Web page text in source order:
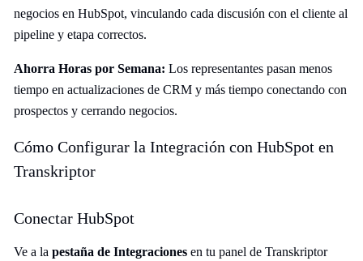
negocios en HubSpot, vinculando cada discusión con el cliente al
pipeline y etapa correctos.
Ahorra Horas por Semana: Los representantes pasan menos
tiempo en actualizaciones de CRM y más tiempo conectando con
prospectos y cerrando negocios.
Cómo Configurar la Integración con HubSpot en
Transkriptor
Conectar HubSpot
Ve a la pestaña de Integraciones en tu panel de Transkriptor